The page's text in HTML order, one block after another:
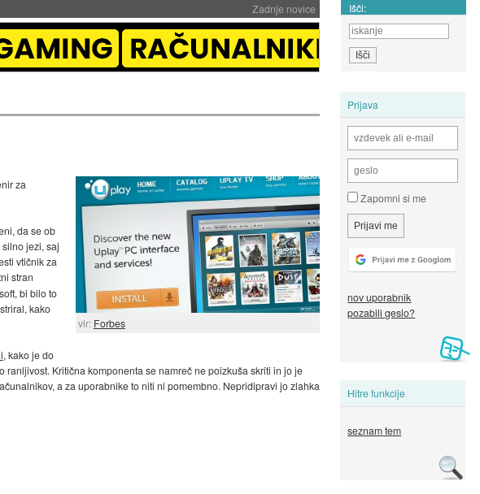
Zadnje novice Išči:
Prijava
Zapomni si me
nov uporabnik
pozabili geslo?
Hitre funkcije
seznam tem
vir: Forbes
za
da se ob
jezi, saj
vtičnik za
stran
bi bilo to
kako
, kako je do
Kritična komponenta se namreč ne poizkuša skriti in jo je
a za uporabnike to niti ni pomembno. Nepridipravi jo zlahka